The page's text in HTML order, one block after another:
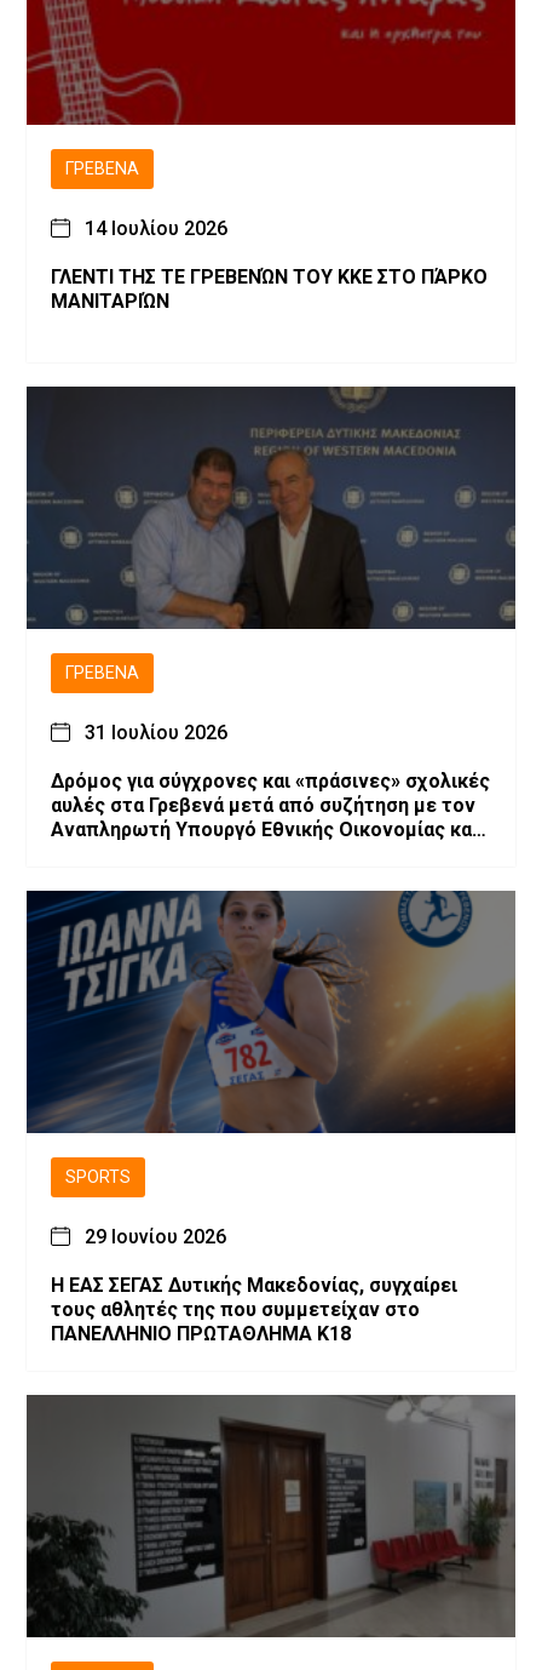
ΓΡΕΒΕΝΆ
14 Ιουλίου 2026
ΓΛΕΝΤΙ ΤΗΣ ΤΕ ΓΡΕΒΕΝΏΝ ΤΟΥ ΚΚΕ ΣΤΟ ΠΆΡΚΟ
ΜΑΝΙΤΑΡΙΏΝ
ΓΡΕΒΕΝΆ
31 Ιουλίου 2026
Δρόμος για σύγχρονες και «πράσινες» σχολικές
αυλές στα Γρεβενά μετά από συζήτηση με τον
Αναπληρωτή Υπουργό Εθνικής Οικονομίας και
SPORTS
29 Ιουνίου 2026
Η ΕΑΣ ΣΕΓΑΣ Δυτικής Μακεδονίας, συγχαίρει
τους αθλητές της που συμμετείχαν στο
ΠΑΝΕΛΛΗΝΙΟ ΠΡΩΤΑΘΛΗΜΑ Κ18